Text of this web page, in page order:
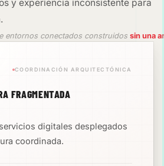
y experiencia inconsistente para
entornos conectados construidos sin una
COORDINACIÓN ARQUITECTÓNICA
FRAGMENTADA
digitales desplegados
coordinada.